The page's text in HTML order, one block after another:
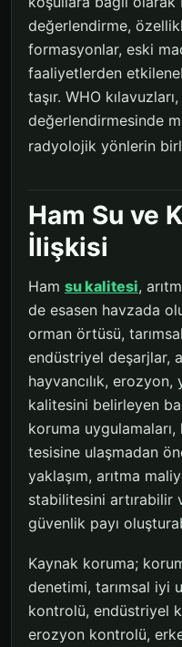
değerlendirme,
formasyonlar, eski
faaliyetlerden
taşır. WHO kılavuzları,
değerlendirmesinde
radyolojik yönlerin
Ham Su ve
İlişkisi
Ham su kalitesi,
de esasen havzada
orman örtüsü,
endüstriyel deşarjlar,
hayvancılık, erozyon,
kalitesini belirleyen
koruma
tesisine ulaşmadan
yaklaşım, arıtma
stabilitesini artırabilir
güvenlik payı
Kaynak koruma;
denetimi, tarımsal iyi
kontrolü, endüstriyel
erozyon kontrolü,